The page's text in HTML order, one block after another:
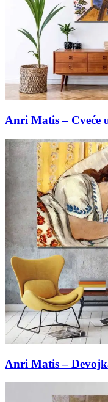
Anri Matis – Cveće
Anri Matis –